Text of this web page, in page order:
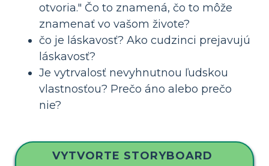
otvoria." Čo to znamená, čo to môže
znamenať vo vašom živote?
čo je láskavosť? Ako cudzinci prejavujú
láskavosť?
Je vytrvalosť nevyhnutnou ľudskou
vlastnosťou? Prečo áno alebo prečo
nie?
VYTVORTE STORYBOARD